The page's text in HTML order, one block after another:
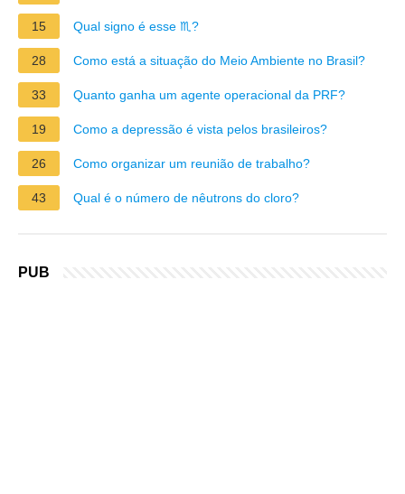
15 Qual signo é esse ♏?
28 Como está a situação do Meio Ambiente no Brasil?
33 Quanto ganha um agente operacional da PRF?
19 Como a depressão é vista pelos brasileiros?
26 Como organizar um reunião de trabalho?
43 Qual é o número de nêutrons do cloro?
PUB